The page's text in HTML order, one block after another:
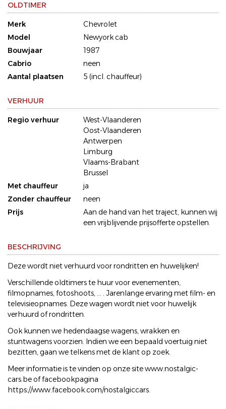
OLDTIMER
Merk
Chevrolet
Model
Newyork cab
Bouwjaar
1987
Cabrio
neen
Aantal plaatsen
5 (incl. chauffeur)
VERHUUR
Regio verhuur
West-Vlaanderen
Oost-Vlaanderen
Antwerpen
Limburg
Vlaams-Brabant
Brussel
Met chauffeur
ja
Zonder chauffeur
neen
Prijs
Aan de hand van het traject, kunnen wij
een vrijblijvende prijsofferte opstellen.
BESCHRIJVING
Deze wordt niet verhuurd voor rondritten en huwelijken!
Verschillende oldtimers te huur voor evenementen,
filmopnames, fotoshoots, ... . Jarenlange ervaring met film- en
televisieopnames. Deze wagen wordt niet voor huwelijk
verhuurd of rondritten.
Ook kunnen we hedendaagse wagens, wrakken en
stuntwagens voorzien. Indien we een bepaald voertuig niet
bezitten, gaan we telkens met de klant op zoek.
Meer informatie is te vinden op onze site www.nostalgic-
cars.be of facebookpagina
https://www.facebook.com/nostalgiccars.